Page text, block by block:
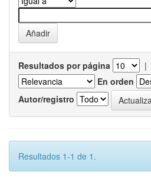
Resultados por página |
En orden
Autor/registro
Resultados 1-1 de 1.